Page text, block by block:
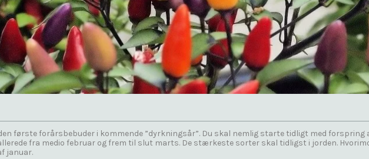
første forårsbebuder i kommende ”dyrkningsår”. Du skal nemlig starte tidligt med forspring
fra medio februar og frem til slut marts. De stærkeste sorter skal tidligst i jorden.
januar.